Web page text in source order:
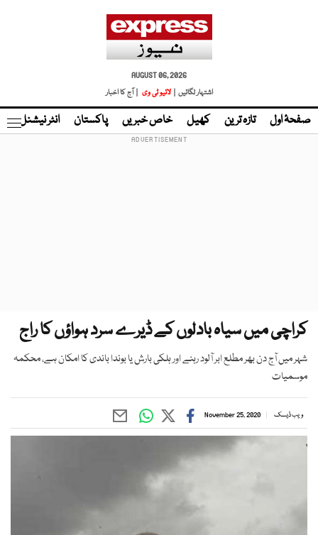
AUGUST 06, 2026
اشتہار لگائیں |
لائیو ٹی وی | آج کا اخبار
صفحۂ اول تازہ ترین کھیل خاص خبریں پاکستان انٹر نیشنل
کراچی میں سیاہ بادلوں کے ڈیرے سرد ہواؤں کا راج
شہر میں آج دن بھر مطلع ابر آلود رہنے اور ہلکی بارش یا بوندا باندی کا امکان ہے، محکمہ
موسمیات
ویب ڈیسک November 25, 2020